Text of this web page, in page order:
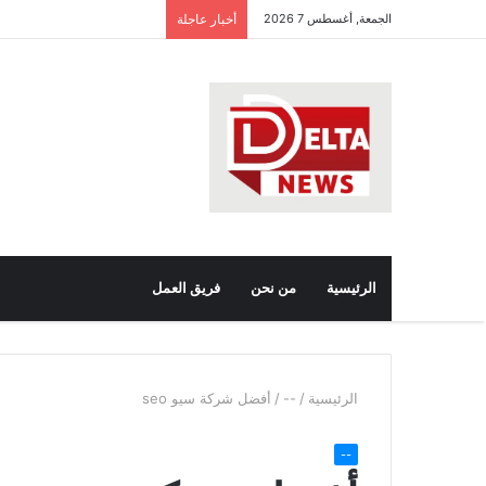
الجمعة, أغسطس 7 2026 أخبار عاجلة
الرئيسية من نحن فريق العمل
الرئيسية /
--
/ أفضل شركة سيو seo
--